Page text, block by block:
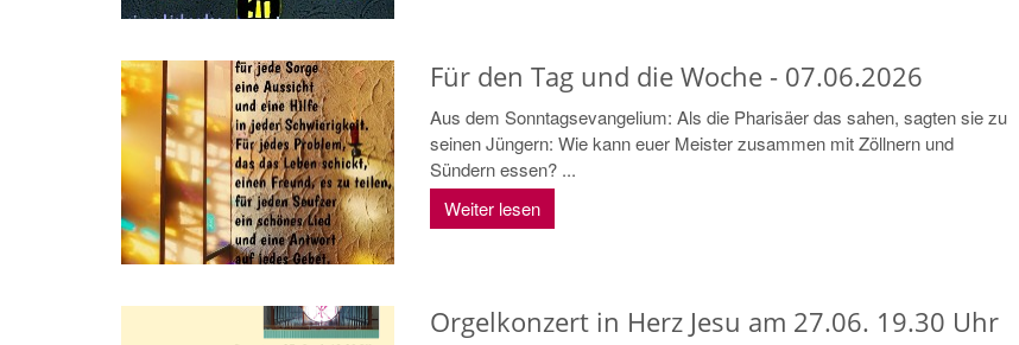
Für den Tag und die Woche - 07.06.2026
Aus dem Sonntagsevangelium: Als die Pharisäer das sahen, sagten sie zu
seinen Jüngern: Wie kann euer Meister zusammen mit Zöllnern und
Sündern essen? ...
Weiter lesen
Orgelkonzert in Herz Jesu am 27.06. 19.30 Uhr